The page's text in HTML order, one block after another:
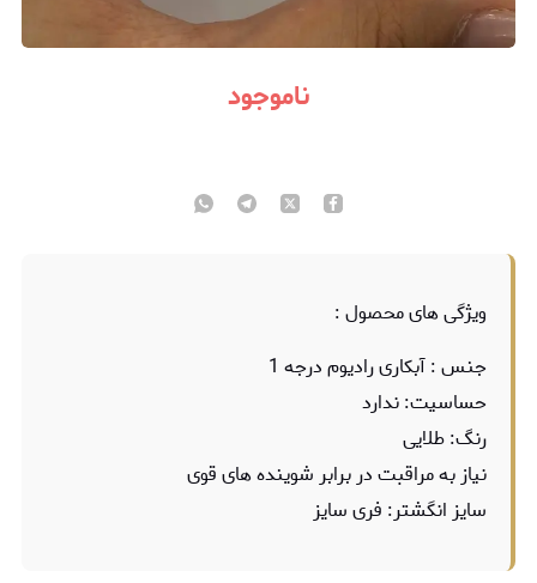
ناموجود
ویژگی های محصول :
جنس : آبکاری رادیوم درجه 1
حساسیت: ندارد
رنگ: طلایی
نیاز به مراقبت در برابر شوینده های قوی
سایز انگشتر: فری سایز